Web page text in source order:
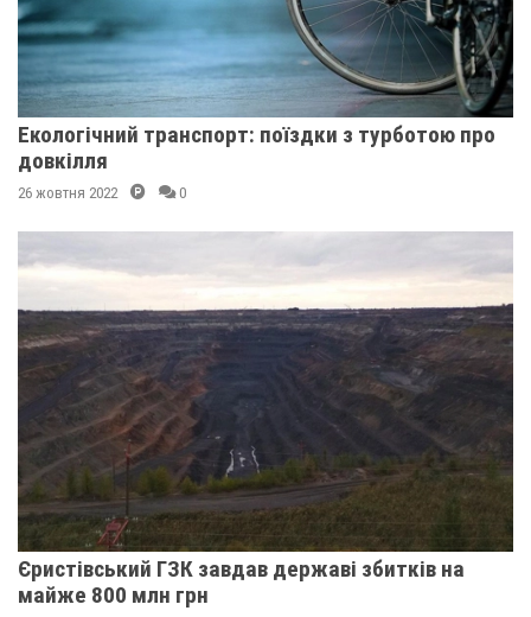
Екологічний транспорт: поїздки з турботою про
довкілля
26 жовтня 2022 0
Єристівський ГЗК завдав державі збитків на
майже 800 млн грн